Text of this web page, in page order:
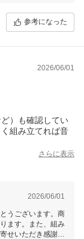
参考になった
2026/06/01
）も確認してい
組み立てれば音
かけなければ、
良好な素晴らし
さらに表示
2026/06/01
うございます。商
ます。また、組み
せいただき感謝申